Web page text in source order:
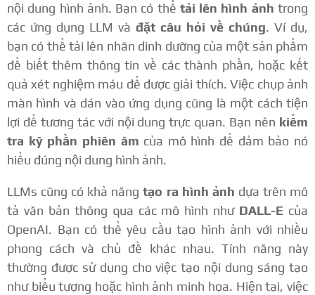
nội dung hình ảnh. Bạn có thể tải lên hình ảnh trong
các ứng dụng LLM và đặt câu hỏi về chúng. Ví dụ,
bạn có thể tải lên nhãn dinh dưỡng của một sản phẩm
để biết thêm thông tin về các thành phần, hoặc kết
quả xét nghiệm máu để được giải thích. Việc chụp ảnh
màn hình và dán vào ứng dụng cũng là một cách tiện
lợi để tương tác với nội dung trực quan. Bạn nên kiểm
tra kỹ phần phiên âm của mô hình để đảm bảo nó
hiểu đúng nội dung hình ảnh.
LLMs cũng có khả năngtạo ra hình ảnh dựa trên mô
tả văn bản thông qua các mô hình như DALL-E của
OpenAI. Bạn có thể yêu cầu tạo hình ảnh với nhiều
phong cách và chủ đề khác nhau. Tính năng này
thường được sử dụng cho việc tạo nội dung sáng tạo
như biểu tượng hoặc hình ảnh minh họa. Hiện tại, việc